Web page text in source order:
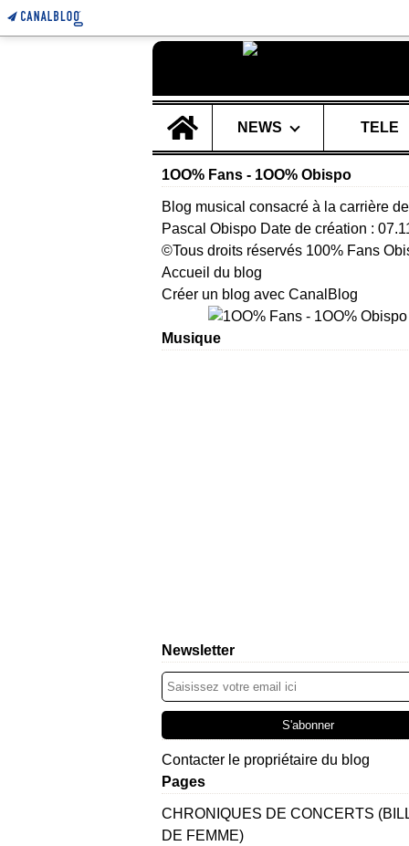
NEWS
TELE
1OO% Fans - 1OO% Obispo
Blog musical consacré à la carrière de
Pascal Obispo Date de création :
©Tous droits réservés 100% Fans
Accueil du blog
Créer un blog avec CanalBlog
Musique
Newsletter
Contacter le propriétaire du blog
Pages
CHRONIQUES DE CONCERTS
DE FEMME)